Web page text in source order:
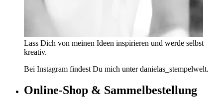
Lass Dich von meinen Ideen inspirieren und werde selbst
kreativ.
Bei Instagram findest Du mich unter danielas_stempelwelt.
Online-Shop & Sammelbestellung